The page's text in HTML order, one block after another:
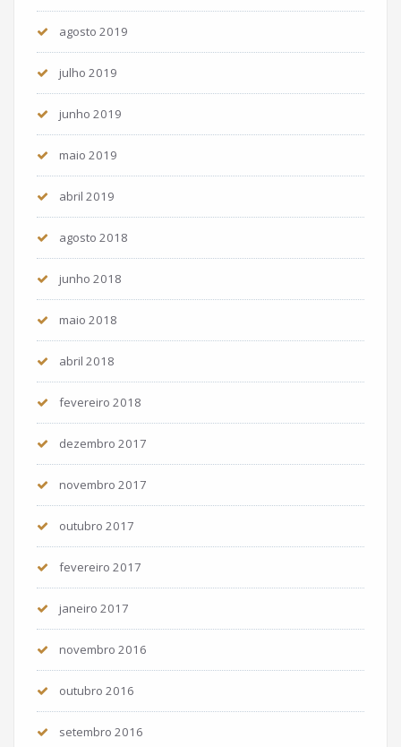
agosto 2019
julho 2019
junho 2019
maio 2019
abril 2019
agosto 2018
junho 2018
maio 2018
abril 2018
fevereiro 2018
dezembro 2017
novembro 2017
outubro 2017
fevereiro 2017
janeiro 2017
novembro 2016
outubro 2016
setembro 2016